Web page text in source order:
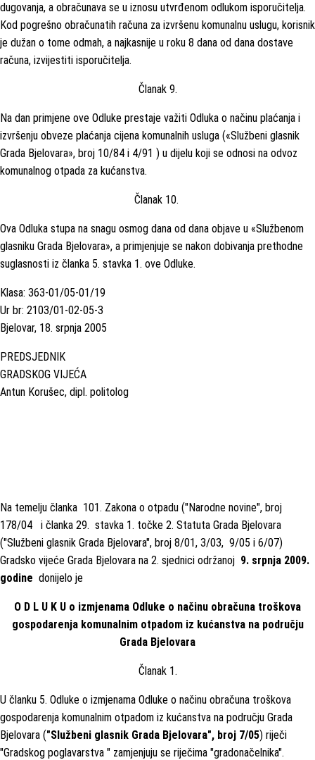
dugovanja, a obračunava se u iznosu utvrđenom odlukom isporučitelja.
Kod pogrešno obračunatih računa za izvršenu komunalnu uslugu, korisnik
je dužan o tome odmah, a najkasnije u roku 8 dana od dana dostave
računa, izvijestiti isporučitelja.
Članak 9.
Na dan primjene ove Odluke prestaje važiti Odluka o načinu plaćanja i
izvršenju obveze plaćanja cijena komunalnih usluga («Službeni glasnik
Grada Bjelovara», broj 10/84 i 4/91 ) u dijelu koji se odnosi na odvoz
komunalnog otpada za kućanstva.
Članak 10.
Ova Odluka stupa na snagu osmog dana od dana objave u «Službenom
glasniku Grada Bjelovara», a primjenjuje se nakon dobivanja prethodne
suglasnosti iz članka 5. stavka 1. ove Odluke.
Klasa: 363-01/05-01/19
Ur br: 2103/01-02-05-3
Bjelovar, 18. srpnja 2005
PREDSJEDNIK
GRADSKOG VIJEĆA
Antun Korušec, dipl. politolog
Na temelju članka 101. Zakona o otpadu ("Narodne novine", broj
178/04 i članka 29. stavka 1. točke 2. Statuta Grada Bjelovara
("Službeni glasnik Grada Bjelovara", broj 8/01, 3/03, 9/05 i 6/07)
Gradsko vijeće Grada Bjelovara na 2. sjednici održanoj 9. srpnja 2009.
godine donijelo je
O D L U K U o izmjenama Odluke o načinu obračuna troškova
gospodarenja komunalnim otpadom iz kućanstva na području
Grada Bjelovara
Članak 1.
U članku 5. Odluke o izmjenama Odluke o načinu obračuna troškova
gospodarenja komunalnim otpadom iz kućanstva na području Grada
Bjelovara ("Službeni glasnik Grada Bjelovara", broj 7/05) riječi
"Gradskog poglavarstva " zamjenjuju se riječima "gradonačelnika".